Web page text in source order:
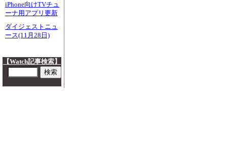
iPhone向けTVチュ
ーナ用アプリ更新
ダイジェストニュ
ース(11月28日)
【Watch記事検索】